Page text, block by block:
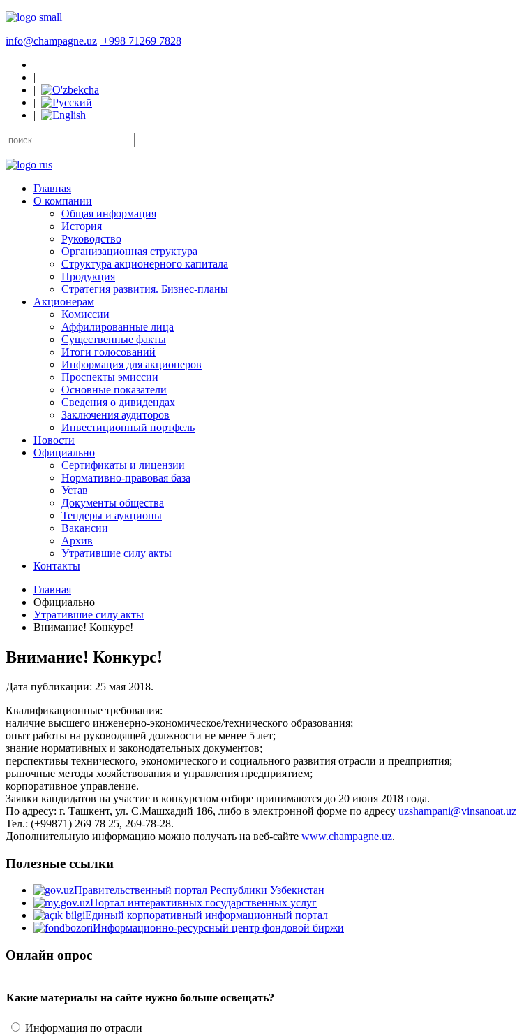
info@champagne.uz +998 71269 7828
|
|
|
|
Главная
О компании
Общая информация
История
Руководство
Организационная структура
Структура акционерного капитала
Продукция
Стратегия развития. Бизнес-планы
Акционерам
Комиссии
Аффилированные лица
Существенные факты
Итоги голосований
Информация для акционеров
Проспекты эмиссии
Основные показатели
Сведения о дивидендах
Заключения аудиторов
Инвестиционный портфель
Новости
Официально
Сертификаты и лицензии
Нормативно-правовая база
Устав
Документы общества
Тендеры и аукционы
Вакансии
Архив
Утратившие силу акты
Контакты
Главная
Официально
Утратившие силу акты
Внимание! Конкурс!
Внимание! Конкурс!
Дата публикации: 25 мая 2018.
Квалификационные требования:
наличие высшего инженерно-экономическое/технического образования;
опыт работы на руководящей должности не менее 5 лет;
знание нормативных и законодательных документов;
перспективы технического, экономического и социального развития отрасли и предприятия;
рыночные методы хозяйствования и управления предприятием;
корпоративное управление.
Заявки кандидатов на участие в конкурсном отборе принимаются до 20 июня 2018 года.
По адресу: г. Ташкент, ул. С.Машхадий 186, либо в электронной форме по адресу uzshampani@vinsanoat.uz
Тел.: (+99871) 269 78 25, 269-78-28.
Дополнительную информацию можно получать на веб-сайте www.champagne.uz.
Полезные ссылки
Правительственный портал Республики Узбекистан
Портал интерактивных государственных услуг
Единый корпоративный информационный портал
Информационно-ресурсный центр фондовой биржи
Онлайн опрос
Какие материалы на сайте нужно больше освещать?
Информация по отрасли